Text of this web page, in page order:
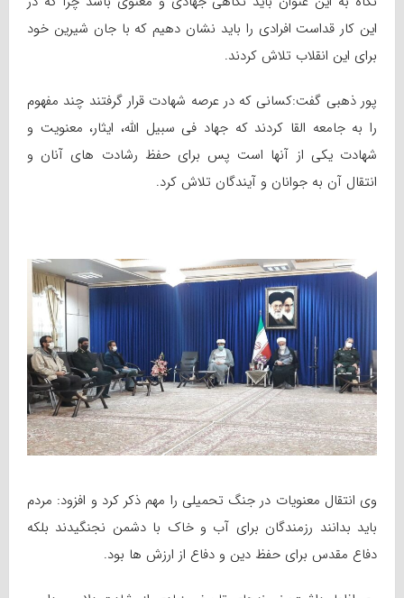
این کار قداست افرادی را باید نشان دهیم که با جان شیرین خود
برای این انقلاب تلاش کردند.
پور ذهبی گفت:کسانی که در عرصه شهادت قرار گرفتند چند مفهوم
را به جامعه القا کردند که جهاد فی سبیل الله، ایثار، معنویت و
شهادت یکی از آنها است پس برای حفظ رشادت های آنان و
انتقال آن به جوانان و آیندگان تلاش کرد.
وی انتقال معنویات در جنگ تحمیلی را مهم ذکر کرد و افزود: مردم
باید بدانند رزمندگان برای آب و خاک با دشمن نجنگیدند بلکه
دفاع مقدس برای حفظ دین و دفاع از ارزش ها بود.